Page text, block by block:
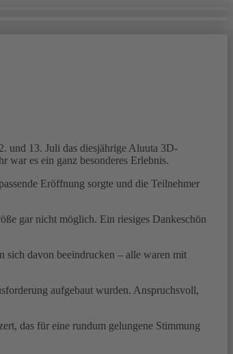
und 13. Juli das diesjährige Aluuta 3D-
war es ein ganz besonderes Erlebnis.
Eröffnung sorgte und die Teilnehmer
gar nicht möglich. Ein riesiges Dankeschön
sich davon beeindrucken – alle waren mit
aufgebaut wurden. Anspruchsvoll,
das für eine rundum gelungene Stimmung